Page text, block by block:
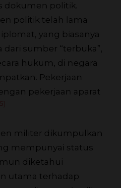
dokumen politik.
politik telah lama
yang biasanya
sumber “terbuka”,
hukum, di negara
Pekerjaan
pekerjaan aparat
militer dikumpulkan
mempunyai status
diketahui
utama terhadap